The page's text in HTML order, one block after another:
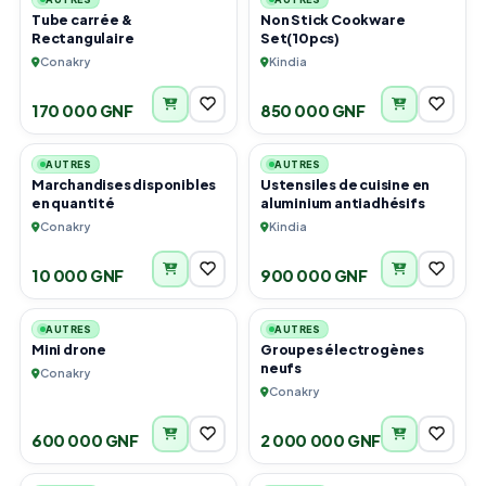
Tube carrée &
Rectangulaire
Conakry
170 000 GNF
Non Stick Cookware
Set(10pcs)
Kindia
850 000 GNF
5
AUTRES
Marchandises disponibles
en quantité
Conakry
10 000 GNF
2
AUTRES
Ustensiles de cuisine en
aluminium antiadhésifs
Kindia
900 000 GNF
5
AUTRES
Mini drone
Conakry
600 000 GNF
6
AUTRES
Groupes électrogènes
neufs
Conakry
2 000 000 GNF
6 3